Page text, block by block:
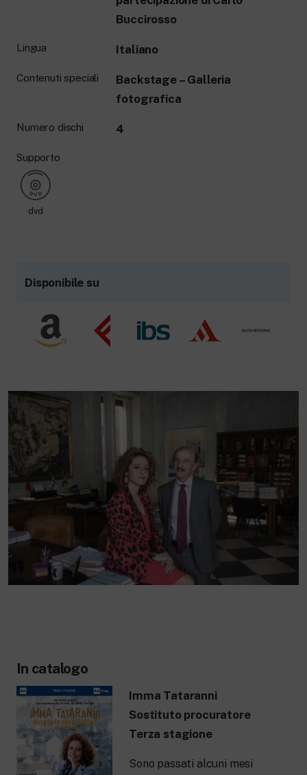
Buccirosso
Lingua Italiano
Contenuti speciali
Backstage – Galleria
fotografica
Numero dischi 4
Supporto
dvd
Disponibile su
In catalogo
Imma Tataranni
Sostituto procuratore
Terza stagione
Sono passati alcuni mesi